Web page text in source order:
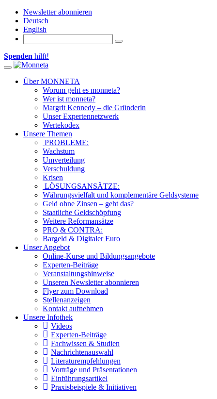
Newsletter abonnieren
Deutsch
English
Spenden hilft!
Toggle navigation
Über MONNETA
Worum geht es monneta?
Wer ist monneta?
Margrit Kennedy – die Gründerin
Unser Expertennetzwerk
Wertekodex
Unsere Themen
PROBLEME:
Wachstum
Umverteilung
Verschuldung
Krisen
LÖSUNGSANSÄTZE:
Währungsvielfalt und komplementäre Geldsysteme
Geld ohne Zinsen – geht das?
Staatliche Geldschöpfung
Weitere Reformansätze
PRO & CONTRA:
Bargeld & Digitaler Euro
Unser Angebot
Online-Kurse und Bildungsangebote
Experten-Beiträge
Veranstaltungshinweise
Unseren Newsletter abonnieren
Flyer zum Download
Stellenanzeigen
Kontakt aufnehmen
Unsere Infothek
Videos
Experten-Beiträge
Fachwissen & Studien
Nachrichtenauswahl
Literaturempfehlungen
Vorträge und Präsentationen
Einführungsartikel
Praxisbeispiele & Initiativen